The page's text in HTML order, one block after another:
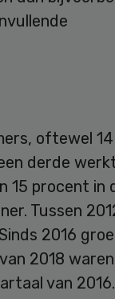
oftewel 14
derde
15 procent in
Tussen
2016
2018
van